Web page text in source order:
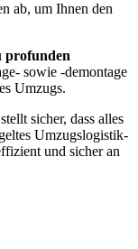
ab, um Ihnen den
profunden
sowie -demontage
Umzugs.
sicher, dass alles
Umzugslogistik-
und sicher an